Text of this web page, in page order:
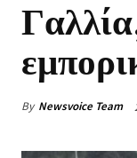
By Newsvoice Team